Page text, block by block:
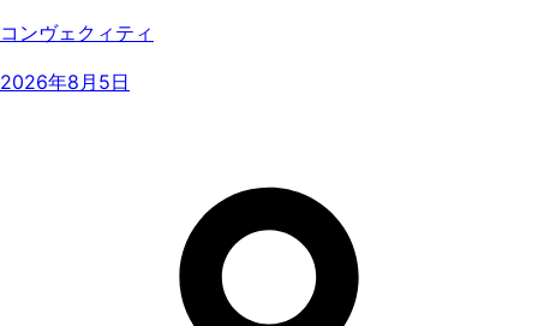
コンヴェクィティ
2026年8月5日